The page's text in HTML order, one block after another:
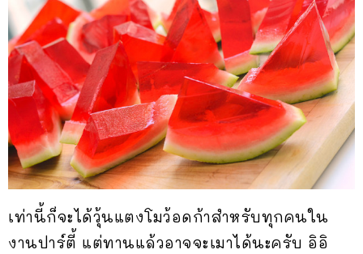
เท่านี้ก็จะได้วุ้นแตงโมว้อดก้าสำหรับทุกคนใน
งานปาร์ตี้ แต่ทานแล้วอาจจะเมาได้นะครับ อิอิ